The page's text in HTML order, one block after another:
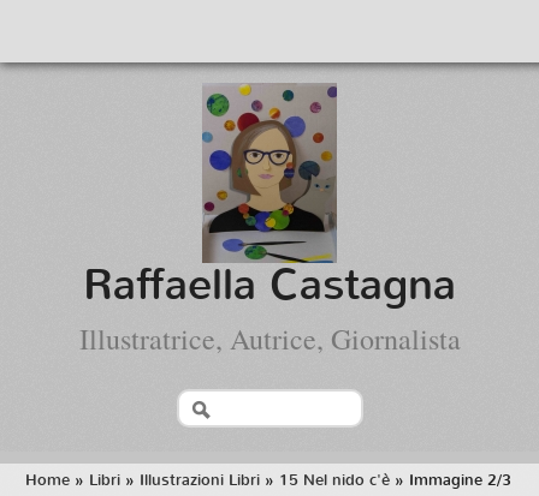
Raffaella Castagna
Illustratrice, Autrice, Giornalista
Home » Libri » Illustrazioni Libri » 15 Nel nido c'è » Immagine 2/3